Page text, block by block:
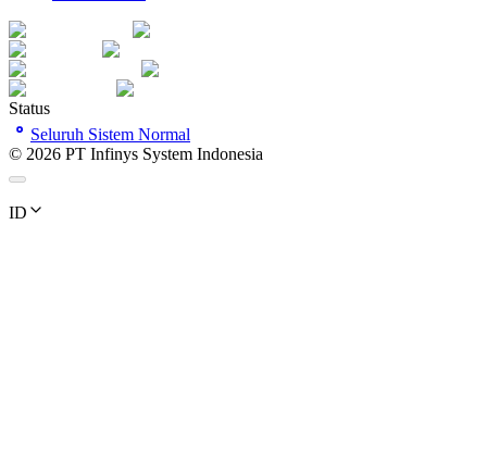
Status
Seluruh Sistem Normal
© 2026 PT Infinys System Indonesia
ID